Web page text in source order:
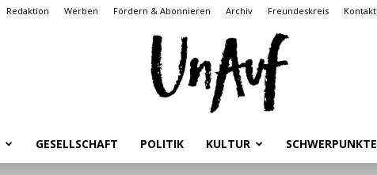
Redaktion Werben Fördern & Abonnieren Archiv Freundeskreis Kontakt
GESELLSCHAFT POLITIK KULTUR SCHWERPUNKTE